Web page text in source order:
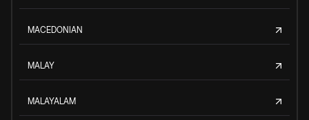
MACEDONIAN
MALAY
MALAYALAM